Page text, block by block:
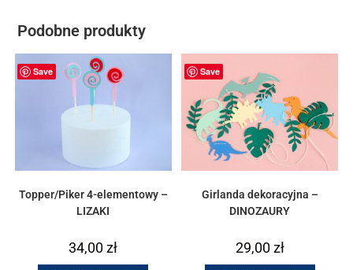
Podobne produkty
Save
Topper/Piker 4-elementowy –
LIZAKI
34,00zł
Save
Girlanda dekoracyjna –
DINOZAURY
29,00zł